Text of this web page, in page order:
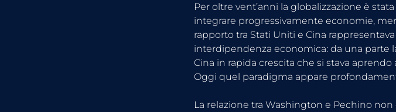
Per oltre vent’anni la globalizzazione è
integrare progressivamente economie,
rapporto tra Stati Uniti e Cina
interdipendenza economica: da una parte
Cina in rapida crescita che si stava
Oggi quel paradigma appare
La relazione tra Washington e Pechino